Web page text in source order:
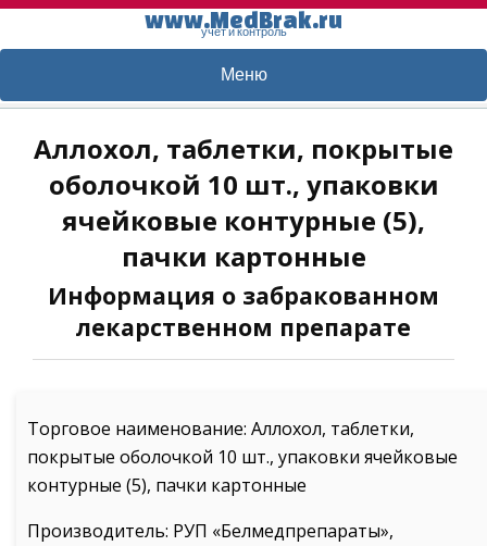
www.MedBrak.ru
учет и контроль
Меню
Аллохол, таблетки, покрытые
оболочкой 10 шт., упаковки
ячейковые контурные (5),
пачки картонные
Информация о забракованном
лекарственном препарате
Торговое наименование: Аллохол, таблетки,
покрытые оболочкой 10 шт., упаковки ячейковые
контурные (5), пачки картонные
Производитель: РУП «Белмедпрепараты»,